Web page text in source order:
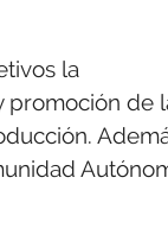
la
promoción de